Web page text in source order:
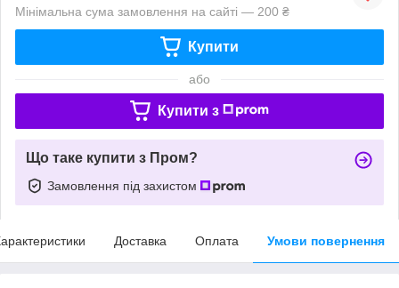
Мінімальна сума замовлення на сайті — 200 ₴
Купити
або
Купити з
Що таке купити з Пром?
Замовлення під захистом
Доставка Оплата Умови повернення